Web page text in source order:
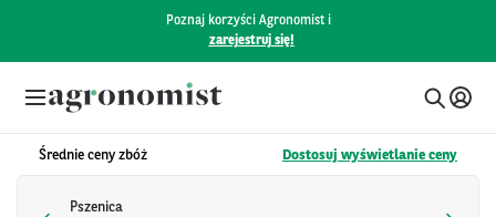
Poznaj korzyści Agronomist i
zarejestruj się!
Średnie ceny zbóż Dostosuj wyświetlanie ceny
Pszenica